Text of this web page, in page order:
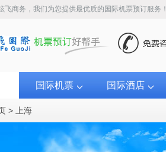
飞商务，我们为您提供最优质的国际机票预订服务！
国际机票 国际酒店
> 上海